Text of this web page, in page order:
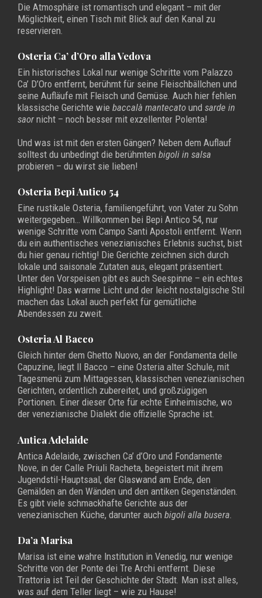
Die Atmosphäre ist romantisch und elegant – mit der
Möglichkeit, einen Tisch mit Blick auf den Kanal zu
reservieren.
Osteria Ca’ d’Oro alla Vedova
Ein historisches Lokal nur wenige Schritte vom Palazzo
Ca’ D’Oro entfernt, berühmt für seine Fleischbällchen und
seine Aufläufe mit Fleisch und Gemüse. Auch hier fehlen
klassische Gerichte wie baccalà mantecato und sarde in
saornicht – noch besser mit exzellenter Polenta!
Und was ist mit den ersten Gängen? Neben dem Auflauf
solltest du unbedingt die berühmten bigoli in salsa
probieren – du wirst sie lieben!
Osteria Bepi Antico 54
Eine rustikale Osteria, familiengeführt, von Vater zu Sohn
weitergegeben… Willkommen bei Bepi Antico 54, nur
wenige Schritte vom Campo Santi Apostoli entfernt. Wenn
du ein authentisches venezianisches Erlebnis suchst, bist
du hier genau richtig! Die Gerichte zeichnen sich durch
lokale und saisonale Zutaten aus, elegant präsentiert.
Unter den Vorspeisen gibt es auch Seespinne – ein echtes
Highlight! Das warme Licht und der leicht nostalgische Stil
machen das Lokal auch perfekt für gemütliche
Abendessen zu zweit.
Osteria Al Bacco
Gleich hinter dem Ghetto Nuovo, an der Fondamenta delle
Capuzine, liegt Il Bacco – eine Osteria alter Schule, mit
Tagesmenü zum Mittagessen, klassischen venezianischen
Gerichten, ordentlich zubereitet, und großzügigen
Portionen. Einer dieser Orte für echte Einheimische, wo
der venezianische Dialekt die offizielle Sprache ist.
Antica Adelaide
Antica Adelaide, zwischen Ca’ d’Oro und Fondamente
Nove, in der Calle Priuli Racheta, begeistert mit ihrem
Jugendstil-Hauptsaal, der Glaswand am Ende, den
Gemälden an den Wänden und den antiken Gegenständen.
Es gibt viele schmackhafte Gerichte aus der
venezianischen Küche, darunter auch bigoli alla busera
Da’a Marisa
Marisa ist eine wahre Institution in Venedig, nur wenige
Schritte von der Ponte dei Tre Archi entfernt. Diese
Trattoria ist Teil der Geschichte der Stadt. Man isst alles,
was auf dem Teller liegt – wie zu Hause!